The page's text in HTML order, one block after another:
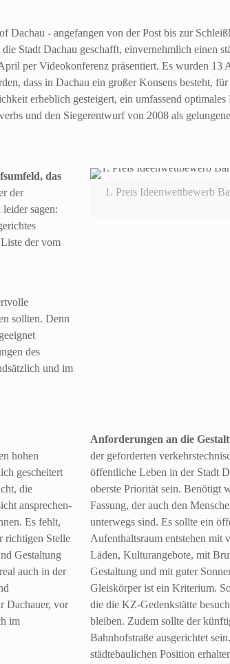
- angefangen von der Post bis zur
Stadt Dachau geschafft, einvernehmlich einen
per Videokonferenz präsentiert. Es wurden
dass in Dachau ein großer Konsens besteht,
erheblich gesteigert, ein umfassend
und den Siegerentwurf von 2008 als
das
der
sagen:
der vom
sollten. Denn
des
und im
1. Preis Ideenwettbewerb
hohen
gescheitert
die
ansprechen-
Es fehlt,
richtigen Stelle
Gestaltung
auch in der
Dachauer, vor
im
Anforderungen an die
der geforderten
öffentliche Leben in der Stadt
oberste Priorität sein. Benötigt
Fassung, der auch den
unterwegs sind. Es sollte ein
Aufenthaltsraum entstehen mit
Läden, Kulturangebote, mit
Gestaltung und mit guter
Gleiskörper ist ein Kriterium.
die die KZ-Gedenkstätte
bleiben. Zudem sollte der
Bahnhofstraße ausgerichtet
städtebaulichen Position